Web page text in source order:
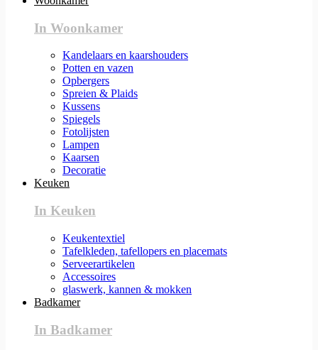
In Woonkamer
Kandelaars en kaarshouders
Potten en vazen
Opbergers
Spreien & Plaids
Kussens
Spiegels
Fotolijsten
Lampen
Kaarsen
Decoratie
Keuken
In Keuken
Keukentextiel
Tafelkleden, tafellopers en placemats
Serveerartikelen
Accessoires
glaswerk, kannen & mokken
Badkamer
In Badkamer